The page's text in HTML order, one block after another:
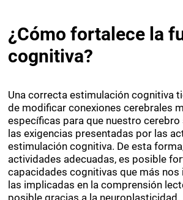
¿Cómo fortalece la
cognitiva?
Una correcta estimulación cognitiva
de modificar conexiones cerebrales
específicas para que nuestro
las exigencias presentadas por las
estimulación cognitiva. De esta
actividades adecuadas, es posible
capacidades cognitivas que más nos
las implicadas en la comprensión